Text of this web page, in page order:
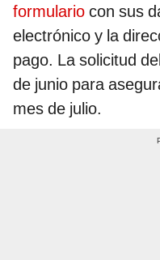
formulario con sus
electrónico y la
pago. La solicitud
de junio para
mes de julio.